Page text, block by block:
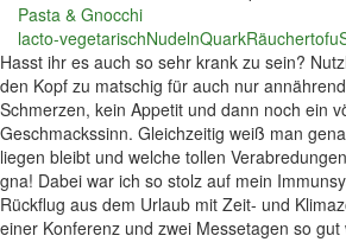
Pasta & Gnocchi
lacto-vegetarischNudelnQuarkRäuchertofu
Hasst ihr es auch so sehr krank zu sein?
den Kopf zu matschig für auch nur
Schmerzen, kein Appetit und dann noch ein
Geschmackssinn. Gleichzeitig weiß man
liegen bleibt und welche tollen
gna! Dabei war ich so stolz auf mein
Rückflug aus dem Urlaub mit Zeit- und
einer Konferenz und zwei Messetagen so